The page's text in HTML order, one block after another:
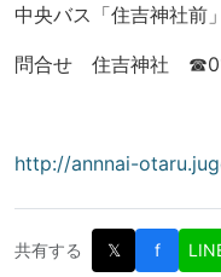
中央バス「住吉神社前
問合せ 住吉神社
http://annnai-
共有する 𝕏 f